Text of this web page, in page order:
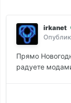
irkanet
Прямо
радуете